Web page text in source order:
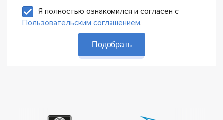
Я полностью ознакомился и согласен с
Пользовательским соглашением.
Подобрать